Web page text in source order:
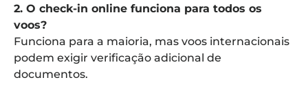
2. O check-in online funciona para todos os
voos?
Funciona para a maioria, mas voos internacionais
podem exigir verificação adicional de
documentos.